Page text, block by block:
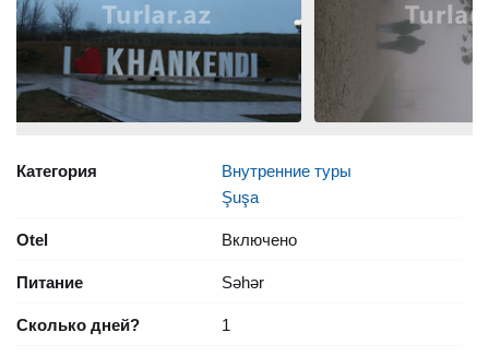
Категория
Внутренние туры
Şuşa
Otel Включено
Питание Səhər
Сколько дней? 1